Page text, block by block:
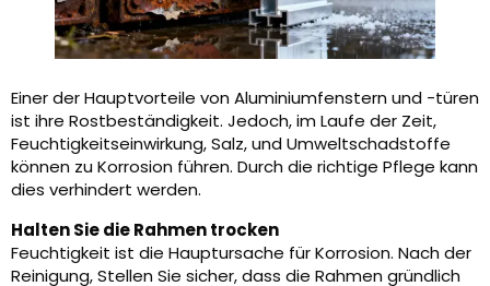
Einer der Hauptvorteile von Aluminiumfenstern und -türen
ist ihre Rostbeständigkeit. Jedoch, im Laufe der Zeit,
Feuchtigkeitseinwirkung, Salz, und Umweltschadstoffe
können zu Korrosion führen. Durch die richtige Pflege kann
dies verhindert werden.
Halten Sie die Rahmen trocken
Feuchtigkeit ist die Hauptursache für Korrosion. Nach der
Reinigung, Stellen Sie sicher, dass die Rahmen gründlich